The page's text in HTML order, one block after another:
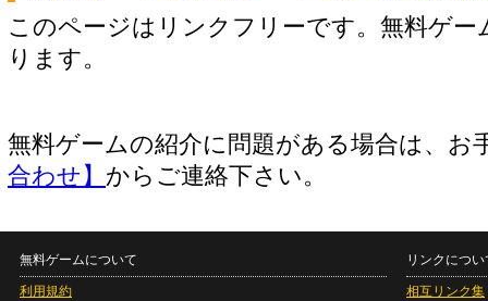
このページはリンクフリーです。無料ゲー
ります。
無料ゲームの紹介に問題がある場合は、お
合わせ】 からご連絡下さい。
無料ゲームについて
利用規約
リンクについ
相互リンク集